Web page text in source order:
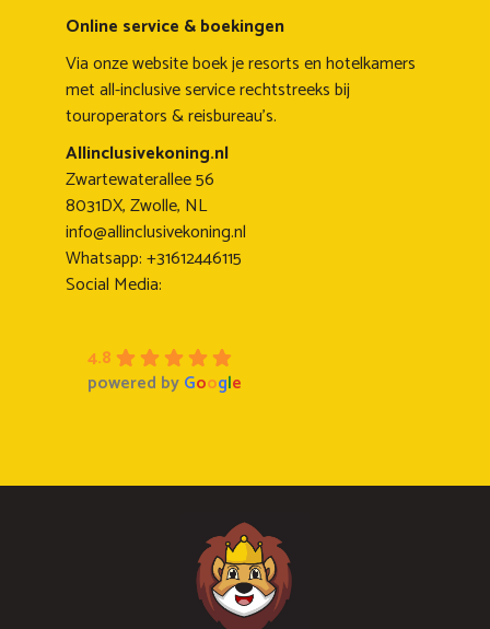
Online service & boekingen
Via onze website boek je resorts en hotelkamers
met all-inclusive service rechtstreeks bij
touroperators & reisbureau's.
Allinclusivekoning.nl
Zwartewaterallee 56
8031DX, Zwolle, NL
info@allinclusivekoning.nl
Whatsapp: +31612446115
Social Media:
4.8
powered byGoogle